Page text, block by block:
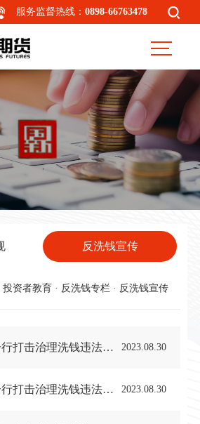
服务监督热线：0898-66763478
反洗钱宣传
投资者教育· 反洗钱专栏· 反洗钱宣传
人民银行广州分行打击治理洗钱违法犯罪典型案例系列展播 | “正义之狮”以案说法之打击走私洗钱案 2023.08.30
人民银行广州分行打击治理洗钱违法犯罪典型案例系列展播| “正义之狮”以案说法之涉贪污贿赂洗钱案 2023.08.30